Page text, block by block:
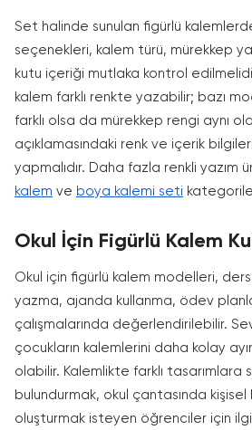
Set halinde sunulan figürlü
seçenekleri, kalem türü, mürekkep
kutu içeriği mutlaka kontrol
kalem farklı renkte yazabilir; bazı
farklı olsa da mürekkep rengi aynı
açıklamasındaki renk ve içerik
yapmalıdır. Daha fazla renkli yazım
kalem ve boya kalemi seti
Okul İçin Figürlü Kalem
Okul için figürlü kalem modelleri,
yazma, ajanda kullanma, ödev
çalışmalarında değerlendirilebilir.
çocukların kalemlerini daha kolay
olabilir. Kalemlikte farklı tasarımlara
bulundurmak, okul çantasında kişisel
oluşturmak isteyen öğrenciler için